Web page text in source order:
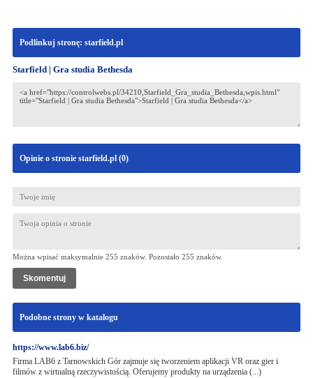
Podlinkuj stronę: starfield.pl
Starfield | Gra studia Bethesda
Opinie o stronie starfield.pl (0)
Można wpisać maksymalnie 255 znaków. Pozostało 255 znaków.
Podobne strony w katalogu
https://www.lab6.biz/
Firma LAB6 z Tarnowskich Gór zajmuje się tworzeniem aplikacji VR oraz gier i
filmów z wirtualną rzeczywistością. Oferujemy produkty na urządzenia (...)